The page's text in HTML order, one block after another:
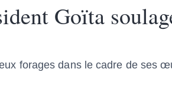
Goïta
forages dans le cadre de ses